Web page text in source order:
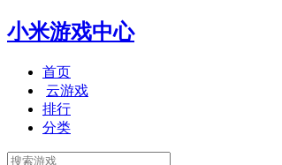
小米游戏中心
首页
云游戏
排行
分类